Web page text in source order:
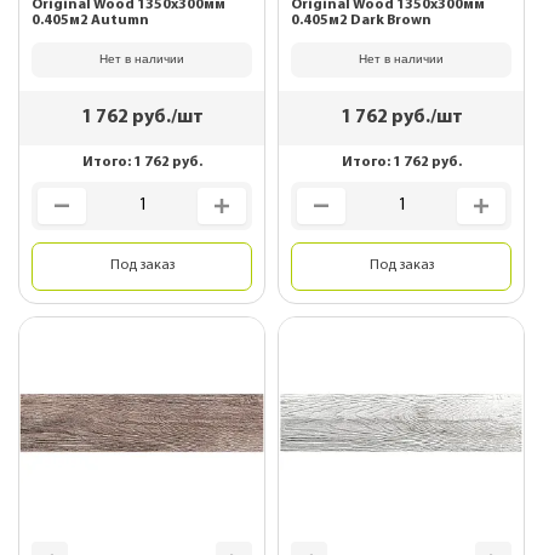
Original Wood 1350x300мм
0.405м2 Autumn
Нет в наличии
1 762 руб./шт
Итого: 1 762 руб.
Под заказ
Original Wood 1350x300мм
0.405м2 Dark Brown
Нет в наличии
1 762 руб./шт
Итого: 1 762 руб.
Под заказ